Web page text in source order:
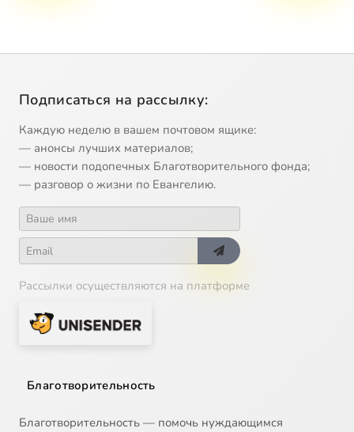
Подписаться на рассылку:
Каждую неделю в вашем почтовом ящике:
— анонсы лучших материалов;
— новости подопечных Благотворительного фонда;
— разговор о жизни по Евангелию.
Рассылки осуществляются на платформе
Благотворительность
Благотворительность — помочь нуждающимся